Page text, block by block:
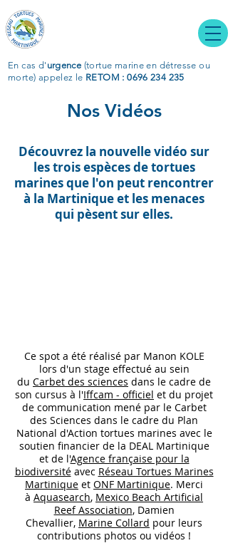
En cas d' urgence (tortue marine en détresse ou
morte) appelez le RETOM : 0696 234 235
Nos Vidéos
Découvrez la nouvelle vidéo sur
les trois espèces de tortues
marines que l'on peut rencontrer
à la Martinique et les menaces
qui pèsent sur elles.
Ce spot a été réalisé par Manon KOLE
lors d'un stage effectué au sein
du Carbet des sciences dans le cadre de
son cursus à l'Iffcam - officiel et du projet
de communication mené par le Carbet
des Sciences dans le cadre du Plan
National d'Action tortues marines avec le
soutien financier de la DEAL Martinique
et de l'Agence française pour la
biodiversitéavec Réseau Tortues Marines
Martinique et ONF Martinique. Merci
à Aquasearch, Mexico Beach Artificial
Reef Association, Damien
Chevallier, Marine Collard pour leurs
contributions photos ou vidéos !